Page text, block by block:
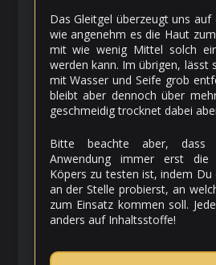
Das Gleitgel überzeugt uns auf
wie angenehm es die Haut
mit wie wenig Mittel solch
werden kann. Im übrigen, lässt
mit Wasser und Seife grob
bleibt aber dennoch über
geschmeidig trocknet dabei
Bitte beachte aber,
Anwendung immer erst die
Köpers zu testen ist, indem Du
an der Stelle probierst, an
zum Einsatz kommen soll.
anders auf Inhaltsstoffe!